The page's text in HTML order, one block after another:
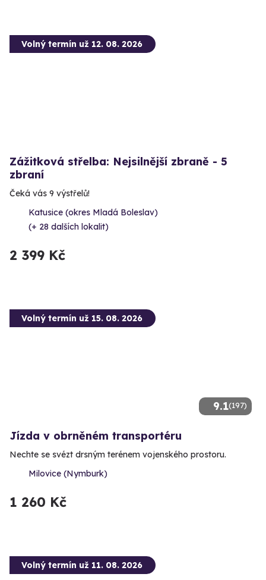
Volný termín už 12. 08. 2026
Zážitková střelba: Nejsilnější zbraně - 5
zbraní
Čeká vás 9 výstřelů!
Katusice (okres Mladá Boleslav)
(+ 28 dalších lokalit)
2 399 Kč
9.1(197)
Volný termín už 15. 08. 2026
Jízda v obrněném transportéru
Nechte se svézt drsným terénem vojenského prostoru.
Milovice (Nymburk)
1 260 Kč
Volný termín už 11. 08. 2026